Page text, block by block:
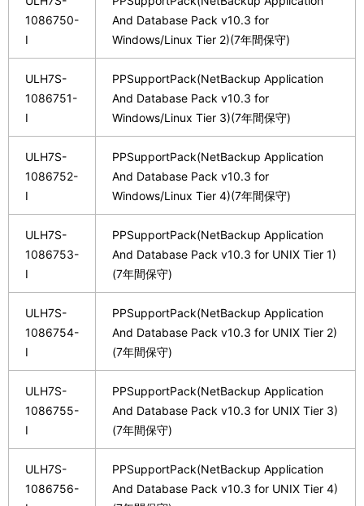
1086750-
I
And Database Pack v10.3 for
Windows/Linux Tier 2)(7年間保守)
ULH7S-
1086751-
I
PPSupportPack(NetBackup Application
And Database Pack v10.3 for
Windows/Linux Tier 3)(7年間保守)
ULH7S-
1086752-
I
PPSupportPack(NetBackup Application
And Database Pack v10.3 for
Windows/Linux Tier 4)(7年間保守)
ULH7S-
1086753-
I
PPSupportPack(NetBackup Application
And Database Pack v10.3 for UNIX Tier 1)
(7年間保守)
ULH7S-
1086754-
I
PPSupportPack(NetBackup Application
And Database Pack v10.3 for UNIX Tier 2)
(7年間保守)
ULH7S-
1086755-
I
PPSupportPack(NetBackup Application
And Database Pack v10.3 for UNIX Tier 3)
(7年間保守)
ULH7S-
1086756-
PPSupportPack(NetBackup Application
And Database Pack v10.3 for UNIX Tier 4)